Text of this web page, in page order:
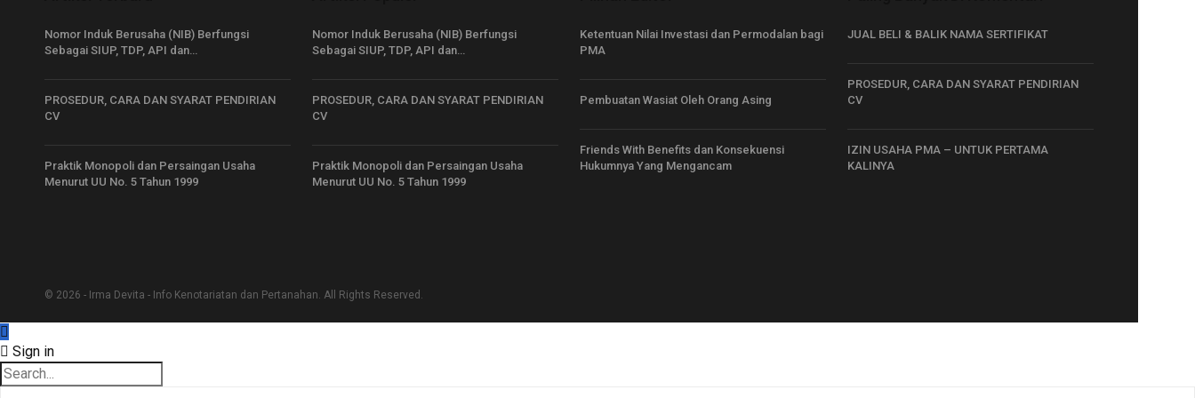
Nomor Induk Berusaha (NIB) Berfungsi
Sebagai SIUP, TDP, API dan…
PROSEDUR, CARA DAN SYARAT PENDIRIAN
CV
Praktik Monopoli dan Persaingan Usaha
Menurut UU No. 5 Tahun 1999
Nomor Induk Berusaha (NIB) Berfungsi
Sebagai SIUP, TDP, API dan…
PROSEDUR, CARA DAN SYARAT PENDIRIAN
CV
Praktik Monopoli dan Persaingan Usaha
Menurut UU No. 5 Tahun 1999
Ketentuan Nilai Investasi dan Permodalan bagi
PMA
Pembuatan Wasiat Oleh Orang Asing
Friends With Benefits dan Konsekuensi
Hukumnya Yang Mengancam
JUAL BELI & BALIK NAMA SERTIFIKAT
PROSEDUR, CARA DAN SYARAT PENDIRIAN
CV
IZIN USAHA PMA – UNTUK PERTAMA
KALINYA
© 2026 - Irma Devita - Info Kenotariatan dan Pertanahan. All Rights Reserved.
Sign in